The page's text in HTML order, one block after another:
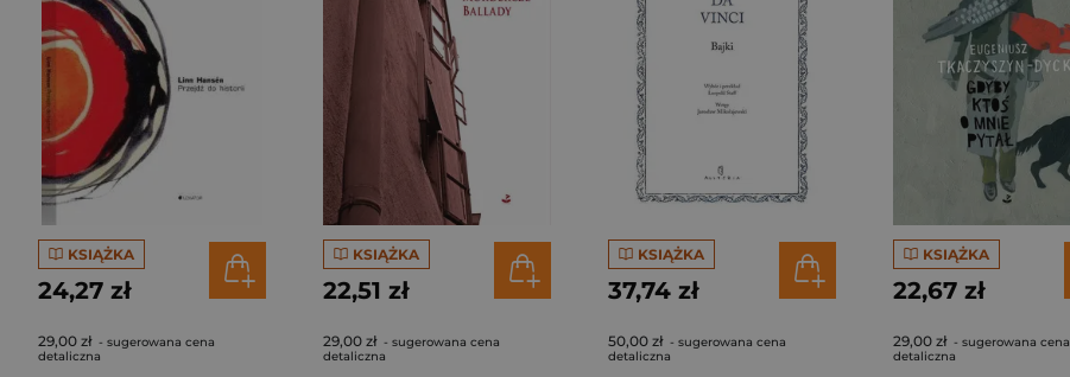
KSIĄŻKA
24,27 zł
29,00 zł - sugerowana cena
detaliczna
KSIĄŻKA
22,51 zł
29,00 zł - sugerowana cena
detaliczna
KSIĄŻKA
37,74 zł
50,00 zł - sugerowana cena
detaliczna
KSIĄŻKA
22,67 zł
29,00 zł - sugerowana cena
detaliczna